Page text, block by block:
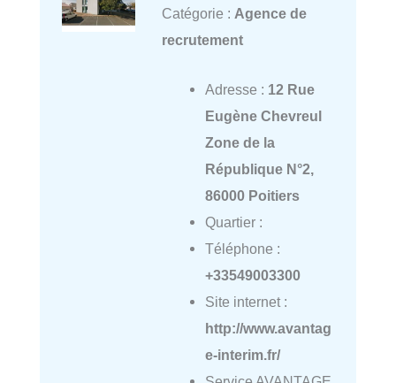
Catégorie : Agence de
recrutement
Adresse : 12 Rue
Eugène Chevreul
Zone de la
République N°2,
86000 Poitiers
Quartier :
Téléphone :
+33549003300
Site internet :
http://www.avantag
e-interim.fr/